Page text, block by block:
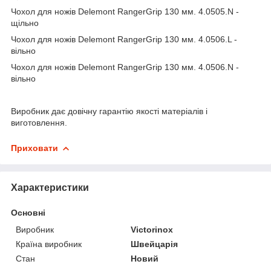
Чохол для ножів Delemont RangerGrip 130 мм. 4.0505.N -
щільно
Чохол для ножів Delemont RangerGrip 130 мм. 4.0506.L -
вільно
Чохол для ножів Delemont RangerGrip 130 мм. 4.0506.N -
вільно
Виробник дає довічну гарантію якості матеріалів і
виготовлення.
Приховати
Характеристики
Основні
Виробник
Victorinox
Країна виробник
Швейцарія
Стан
Новий